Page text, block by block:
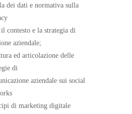
dei dati e normativa sulla
contesto e la strategia di
aziendale;
ed articolazione delle
di
aziendale sui social
di marketing digitale